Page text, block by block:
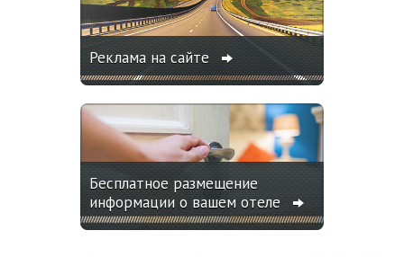
Реклама на сайте
Бесплатное размещение
информации о вашем отеле